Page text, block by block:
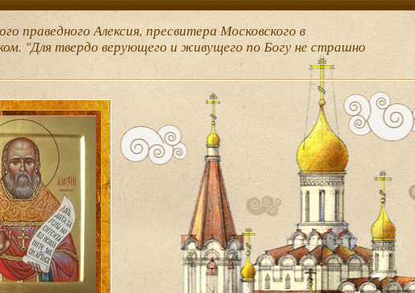
праведного Алексия, пресвитера Московского в
"Для твердо верующего и живущего по Богу не страшно